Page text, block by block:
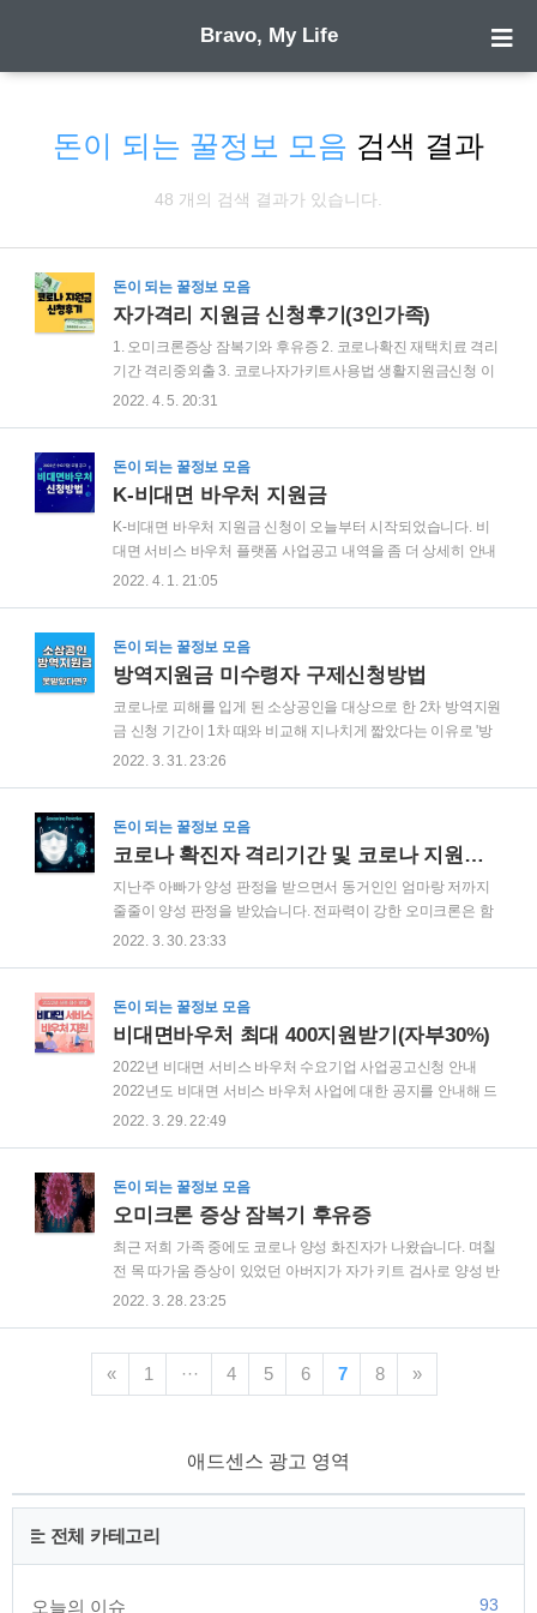
Bravo, My Life
돈이 되는 꿀정보 모음 검색 결과
48 개의 검색 결과가 있습니다.
돈이 되는 꿀정보 모음
자가격리 지원금 신청후기(3인가족)
1. 오미크론증상 잠복기와 후유증 2. 코로나확진 재택치료 격리
기간 격리중외출 3. 코로나자가키트사용법 생활지원금신청 이
전 포스팅과 연결해서 어제 자가격리 지원금 신청 후기를 작성
PCR 검사를 받았고, 7일간의 코로나 재택치료 격리기간을 끝
냈습니다. 오미크론 증상으로 일반적으로 알려진 바와 같이 저
두통이 있었고, 저는 심한 무기력증을 경험하였습니다. 이 무기
력증은 누워서 움직이는 것조차 힘들었고, 식욕도 없었으며, 휴
대폰을 들어 올리는 행동조차 하기가 싫고 모든 게 귀찮을 정도
였습니다. 여러분도 혹시 이런 무기력증이 찾아..
2022. 4. 5. 20:31
돈이 되는 꿀정보 모음
K-비대면 바우처 지원금
K-비대면 바우처 지원금 신청이 오늘부터 시작되었습니다. 비
대면 서비스 바우처 플랫폼 사업공고 내역을 좀 더 상세히 안내
해 드립니다. 2022년 비대면 서비스 바우처 수요기업 모집공고
로 수요기업을 모집합니다. □ 모집대상 : 중소기업 (중소기업 기
본법 제2조에 따른 중소기업) - '20년, '21년 비대면 서비스 바우
2022년도에 재신청이 불가합니다. - 단, 장애인·여성기업은 최
대 2회까지 신청(지원)이 가능합니다. * 1회 차 지원받은 연도의
사업신청일과 2022년 사업신청 마감일('22.4.14) 모두 장애인,
여성기..
2022. 4. 1. 21:05
돈이 되는 꿀정보 모음
방역지원금 미수령자 구제신청방법
코로나로 피해를 입게 된 소상공인을 대상으로 한 2차 방역지원
금 신청 기간이 1차 때와 비교해 지나치게 짧았다는 이유로 '방
역지원금 2차 한 달도 안 주고 마감하였습니다.'라는 국민청원
있습니다. 방역지원금 2차 300만 원 준다더니 접수 마감 피해
구제를 기다리고 있던 소상공인들은 신청 사이트에 마감 날짜
습니다. 이들은 추가 기간을 주거나 구제를 고려해달라고 요청
하고 있으나, 신청 초기 접속 폭주로 인해 일부 소상공인들은 접
수조차 하지 못한 경우가 많다고 합니다. 실제로 100만 원씩 지
급된 1차 방역지원금은 신청 기간이 지난..
2022. 3. 31. 23:26
돈이 되는 꿀정보 모음
코로나 확진자 격리기간 및 코로나 지원금 신청하기
지난주 아빠가 양성 판정을 받으면서 동거인인 엄마랑 저까지
줄줄이 양성 판정을 받았습니다. 전파력이 강한 오미크론은 함
께 사는 가족 중 한 명이 확진일 경우 속수무책으로 모두 확진이
제나 감기약 복용 등 대중 치료를 통해 회복이 가능하다고 합니
다. ✓ 휴식과 안정을 취하면서, 수분을 충분히 섭취하세요. ✓ 증
후통 등의 경증인 경우 해열제나 감기약 등 대증치료를 통해 대
체로 호전된다고는 하나, 저희 가족이 겪은 인후통은 정말 칼날
로 목 안을 베는 듯한 따가움이 엄청난 고통이었습니다. 오미크
론의 가장 큰 특징인 목 따가움 증상..
2022. 3. 30. 23:33
돈이 되는 꿀정보 모음
비대면바우처 최대 400지원받기(자부30%)
2022년 비대면 서비스 바우처 수요기업 사업공고신청 안내
2022년도 비대면 서비스 바우처 사업에 대한 공지를 안내해 드
립니다. 올해 K비대면 바우처 사업의 가장 큰 변화는 '지원분
한 중소, 벤처기업의 디지털화 촉진 및 비대면 서비스 분야 육성
을 목적으로 한 사업입니다. 중소벤처기업부에서 2021년을 시
대상 중소기업기본법 제2조에 따른 중소기업 신청기간
22.04.01.(금요일) 09:00 ~ 04.14.(목요일) 16:00 신청방법 k-비
대면 바우처 플랫폼에서 온라인 신청 가능 ▣ 신청제외대상 금
융기관 등으로..
2022. 3. 29. 22:49
돈이 되는 꿀정보 모음
오미크론 증상 잠복기 후유증
최근 저희 가족 중에도 코로나 양성 화진자가 나왔습니다. 며칠
전 목 따가움 증상이 있었던 아버지가 자가 키트 검사로 양성 반
응이 나왔습니다. 이후 아버지는 보건소에서 진행한 PCR 검사
오미크론이 조금씩 다른 양상을 보이지만 공통된 점도 많습니
다. 현재 유행하고 있는 오미크론 변이는 델타 변이보다 중증도
니다. 오미크론 증상은 인후통(코로나 목아픔), 발열, 두통, 기침,
우에 따라서는 호흡곤란이나 ..
2022. 3. 28. 23:25
« 1 ··· 4 5 6 7 8 »
애드센스 광고 영역
전체 카테고리
오늘의 이슈 93